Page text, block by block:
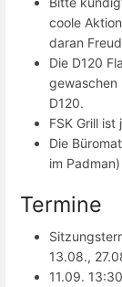
coole
daran
Die D120
gewaschen
D120.
FSK Grill
Die
im Padman)
Termine
13.08.,
11.09.